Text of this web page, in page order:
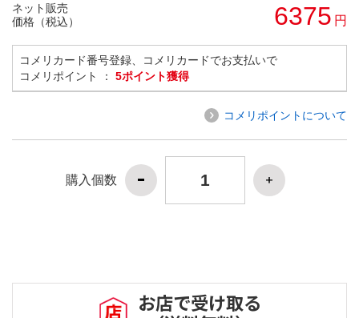
ネット販売
価格（税込）
6375 円
コメリカード番号登録、コメリカードでお支払いで
コメリポイント ： 5ポイント獲得
コメリポイントについて
購入個数
お店で受け取る